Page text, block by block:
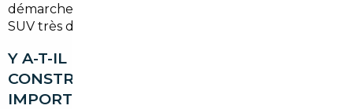
démarche, surtout sur les berlines allemandes ou les
SUV très demandés en Île-de-France.
Y A-T-IL DES RISQUES LIÉS À LA GARANTIE
CONSTRUCTEUR SUR UN VÉHICULE
IMPORTÉ ?